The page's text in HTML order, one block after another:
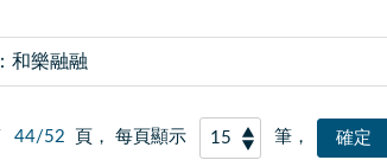
和樂融融
44/52 頁， 每頁顯示 筆，